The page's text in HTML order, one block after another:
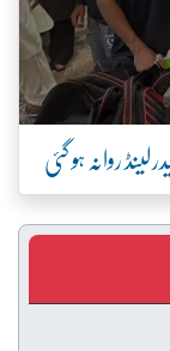
روانہ ہو گئی